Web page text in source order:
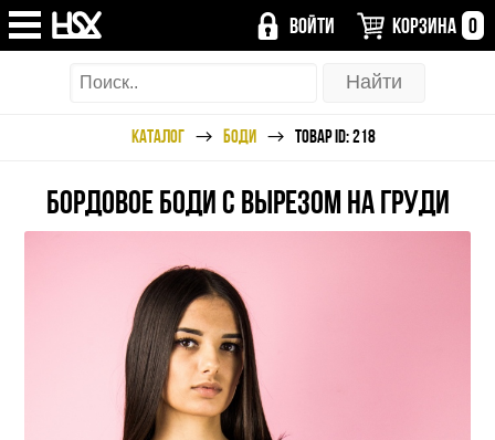
ВОЙТИ КОРЗИНА 0
КАТАЛОГ БОДИ ТОВАР ID: 218
БОРДОВОЕ БОДИ С ВЫРЕЗОМ НА ГРУДИ